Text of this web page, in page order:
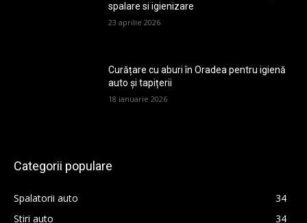
spalare si igienizare
23 aprilie 2026
Curățare cu aburi în Oradea pentru igienă
auto și tapițerii
18 ianuarie 2026
Categorii populare
Spalatorii auto
34
Stiri auto
34